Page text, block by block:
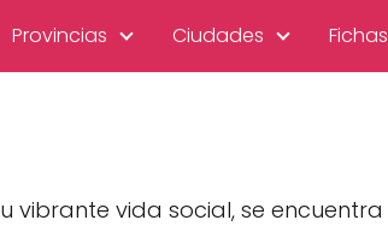
Provincias Ciudades Fichas
vibrante vida social, se